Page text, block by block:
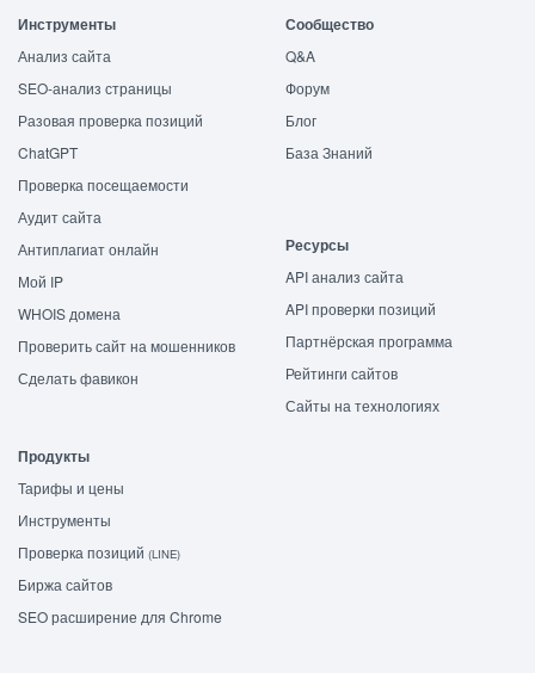
Инструменты
Анализ сайта
SEO-анализ страницы
Разовая проверка позиций
ChatGPT
Проверка посещаемости
Аудит сайта
Антиплагиат онлайн
Мой IP
WHOIS домена
Проверить сайт на мошенников
Сделать фавикон
Сообщество
Q&A
Форум
Блог
База Знаний
Ресурсы
API анализ сайта
API проверки позиций
Партнёрская программа
Рейтинги сайтов
Сайты на технологиях
Продукты
Тарифы и цены
Инструменты
Проверка позиций (LINE)
Биржа сайтов
SEO расширение для Chrome